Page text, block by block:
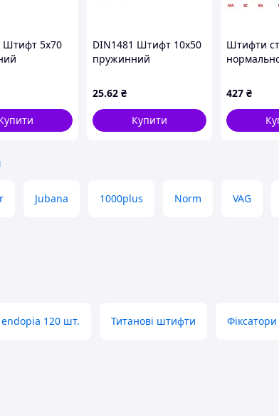
Штифт 5х70
сталь без
DIN1481 Штифт 10х50
пружинний
розрізний, сталь без
покриття
25.62 ₴
Купити
Штифти
81700-5-8-
427 ₴
Jubana 1000plus Norm VAG
120 шт. Титанові штифти